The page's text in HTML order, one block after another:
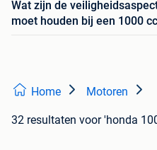
Wat zijn de
moet houden bij een 1000
Home Motoren
32 resultaten voor 'honda